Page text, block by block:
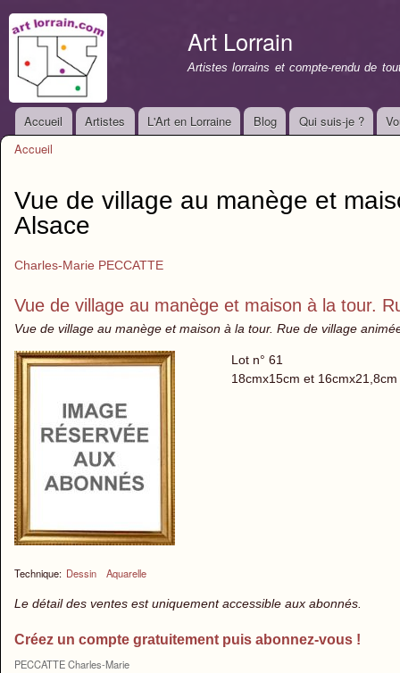
Art Lorrain
Artistes lorrains et compte-rendu de
Menu principal
Accueil Artistes L'Art en Lorraine Blog Qui suis-je ?
Accueil
Vue de village au manège et
Alsace
Charles-Marie PECCATTE
Vue de village au manège et maison à la tour.
Vue de village au manège et maison à la tour. Rue de village
Technique: Dessin Aquarelle
Lot n° 61
18cmx15cm et 16cmx21,8cm
Le détail des ventes est uniquement accessible aux abonnés.
Créez un compte gratuitement puis abonnez-vous !
PECCATTE Charles-Marie